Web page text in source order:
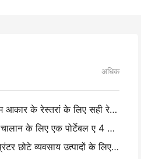
अधिक
अपने छोटे या मध्यम आकार के रेस्तरां के लिए सही रेस्तरां सॉफ्टवेयर कैसे चुनें
क्या आपको गोदाम चालान के लिए एक पोर्टेबल ए 4 प्रिंटर की आवश्यकता है? वास्तव में क्या काम करता है
क्या थर्मल लेबल प्रिंटर छोटे व्यवसाय उत्पादों के लिए पनरोक लेबल बना सकते हैं?